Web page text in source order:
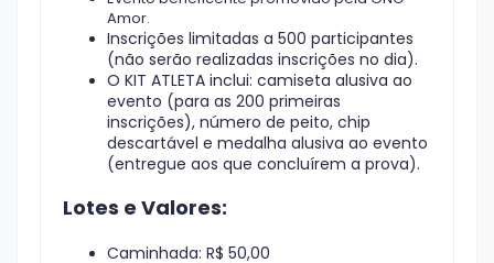
Amor.
Inscrições limitadas a 500 participantes
(não serão realizadas inscrições no dia).
O KIT ATLETA inclui: camiseta alusiva ao
evento (para as 200 primeiras
inscrições), número de peito, chip
descartável e medalha alusiva ao evento
(entregue aos que concluírem a prova).
Lotes e Valores:
Caminhada: R$ 50,00